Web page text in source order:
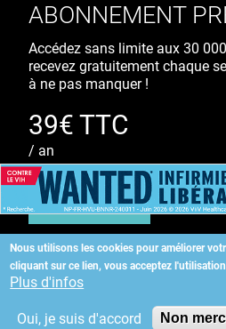
Nous utilisons les cookies pour améliorer
cliquant sur ce lien, vous acceptez
Plus d'infos
Oui, je suis d'accord Non
ABONNEMENT
Accédez sans limite aux 30
recevez gratuitement chaque
à ne pas manquer !
39€ TTC
/ an
S'ABONNER
Copyright©2026
KAURIWEB